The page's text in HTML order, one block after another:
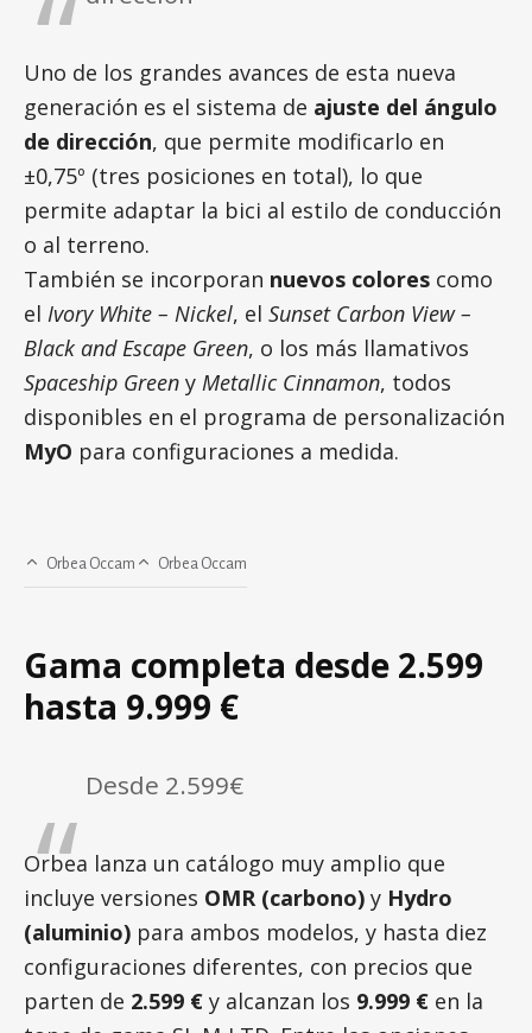
Uno de los grandes avances de esta nueva
generación es el sistema de ajuste del ángulo
de dirección, que permite modificarlo en
±0,75º (tres posiciones en total), lo que
permite adaptar la bici al estilo de conducción
o al terreno.
También se incorporan nuevos colores como
el Ivory White – Nickel, el Sunset Carbon View –
Black and Escape Green, o los más llamativos
Spaceship Green y Metallic Cinnamon, todos
disponibles en el programa de personalización
MyO para configuraciones a medida.
Orbea Occam Orbea Occam
Gama completa desde 2.599
hasta 9.999 €
Desde 2.599€
Orbea lanza un catálogo muy amplio que
incluye versiones OMR (carbono) y Hydro
(aluminio) para ambos modelos, y hasta diez
configuraciones diferentes, con precios que
parten de 2.599 € y alcanzan los 9.999 € en la